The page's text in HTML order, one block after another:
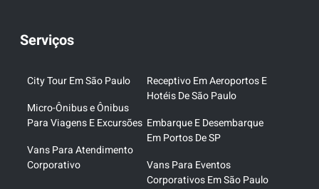
Serviços
City Tour Em São Paulo
Micro-Ônibus e Ônibus
Para Viagens E Excursões
Vans Para Atendimento
Corporativo
Receptivo Em Aeroportos E
Hotéis De São Paulo
Embarque E Desembarque
Em Portos De SP
Vans Para Eventos
Corporativos Em São Paulo